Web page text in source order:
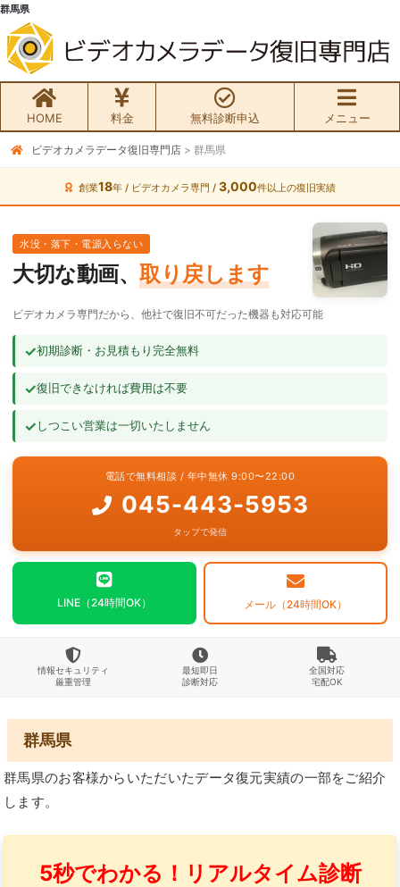
群馬県
HOME 料金 無料診断申込 メニュー
無料初期診断お申込み
ビデオカメラ データ復旧HOME
料金・メニュー
お客様の声
ビデオカメラ復旧成功事例
ビデオカメラデータ復旧専門店 > 群馬県
創業18年 / ビデオカメラ専門 / 3,000件以上の復旧実績
水没・落下・電源入らない
大切な動画、 取り戻します
ビデオカメラ専門だから、他社で復旧不可だった機器も対応可能
✓初期診断・お見積もり完全無料
✓復旧できなければ費用は不要
✓しつこい営業は一切いたしません
電話で無料相談 / 年中無休 9:00〜22:00
045-443-5953
タップで発信
LINE（24時間OK） メール（24時間OK）
情報セキュリティ
厳重管理
最短即日
診断対応
全国対応
宅配OK
群馬県
群馬県のお客様からいただいたデータ復元実績の一部をご紹介
します。
5秒でわかる！リアルタイム診断